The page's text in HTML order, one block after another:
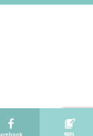
預約